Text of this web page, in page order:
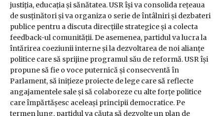
justiția, educația și sănătatea. USR își va consolida rețeaua
de susținători și va organiza o serie de întâlniri și dezbateri
publice pentru a discuta direcțiile strategice și a colecta
feedback-ul comunității. De asemenea, partidul va lucra la
întărirea coeziunii interne și la dezvoltarea de noi alianțe
politice care să sprijine programul său de reformă. USR își
propune să fie o voce puternică și consecventă în
Parlament, să inițieze proiecte de lege care să reflecte
angajamentele sale și să colaboreze cu alte forțe politice
care împărtășesc aceleași principii democratice. Pe
termen lung, partidul va căuta să dezvolte un plan de